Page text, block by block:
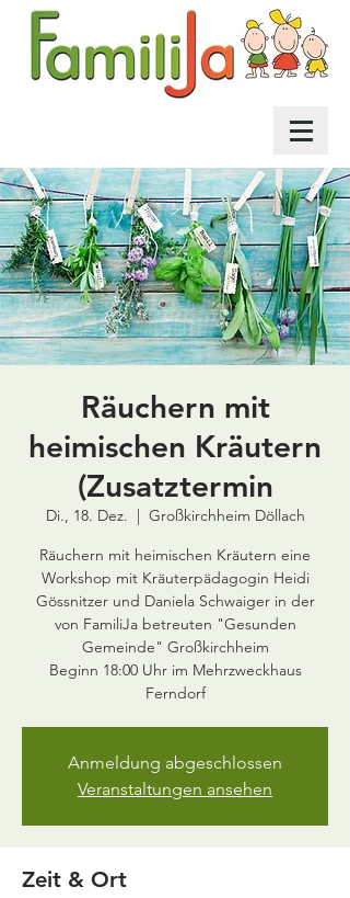
Räuchern mit
heimischen Kräutern
(Zusatztermin
Di., 18. Dez.
  |
Großkirchheim Döllach
Räuchern mit heimischen Kräutern eine
Workshop mit Kräuterpädagogin Heidi
Gössnitzer und Daniela Schwaiger in der
von FamiliJa betreuten "Gesunden
Gemeinde" Großkirchheim
Beginn 18:00 Uhr im Mehrzweckhaus
Ferndorf
Anmeldung abgeschlossen
Veranstaltungen ansehen
Zeit & Ort